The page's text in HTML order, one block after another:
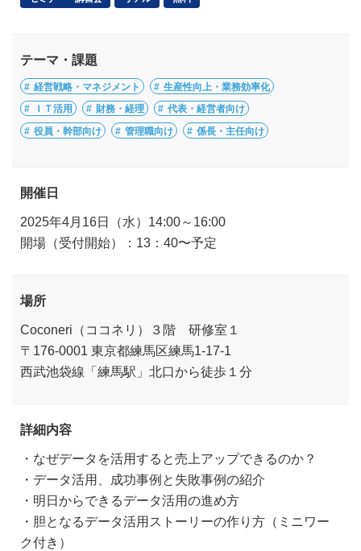
テーマ・課題
経営戦略・マネジメント 生産性向上・業務効率化
ＩＴ活用 財務・経理 代表・経営者向け
役員・幹部向け 管理職向け 係長・主任向け
開催日
2025年4月16日（水）14:00～16:00
開場（受付開始）：13：40〜予定
場所
Coconeri（ココネリ）３階 研修室１
〒176-0001 東京都練馬区練馬1-17-1
西武池袋線「練馬駅」北口から徒歩１分
詳細内容
・なぜデータを活用すると売上アップできるのか？
・データ活用、成功事例と失敗事例の紹介
・明日からできるデータ活用の進め方
・胆となるデータ活用ストーリーの作り方（ミニワー
ク付き）